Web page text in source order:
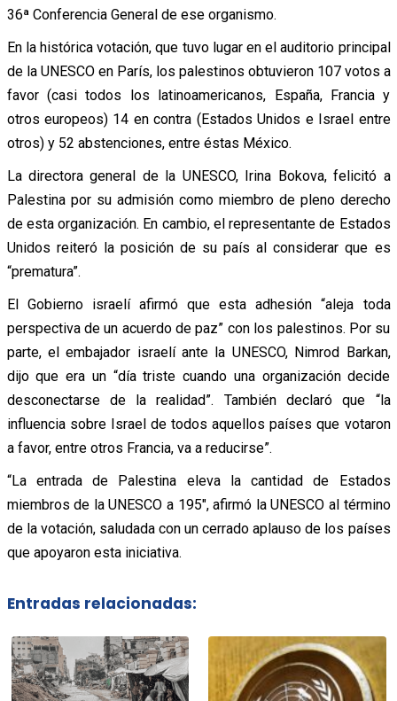
36ª Conferencia General de ese organismo.
En la histórica votación, que tuvo lugar en el auditorio principal
de la UNESCO en París, los palestinos obtuvieron 107 votos a
favor (casi todos los latinoamericanos, España, Francia y
otros europeos) 14 en contra (Estados Unidos e Israel entre
otros) y 52 abstenciones, entre éstas México.
La directora general de la UNESCO, Irina Bokova, felicitó a
Palestina por su admisión como miembro de pleno derecho
de esta organización. En cambio, el representante de Estados
Unidos reiteró la posición de su país al considerar que es
“prematura”.
El Gobierno israelí afirmó que esta adhesión “aleja toda
perspectiva de un acuerdo de paz” con los palestinos. Por su
parte, el embajador israelí ante la UNESCO, Nimrod Barkan,
dijo que era un “día triste cuando una organización decide
desconectarse de la realidad”. También declaró que “la
influencia sobre Israel de todos aquellos países que votaron
a favor, entre otros Francia, va a reducirse”.
“La entrada de Palestina eleva la cantidad de Estados
miembros de la UNESCO a 195″, afirmó la UNESCO al término
de la votación, saludada con un cerrado aplauso de los países
que apoyaron esta iniciativa.
Entradas relacionadas: